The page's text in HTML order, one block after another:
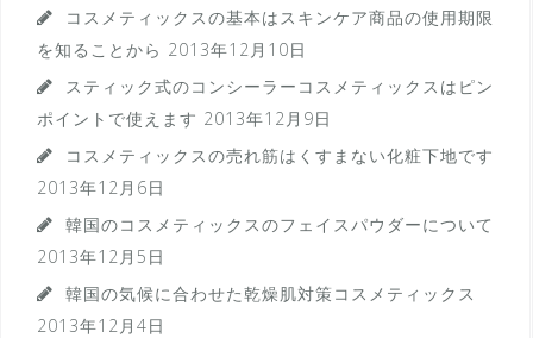
コスメティックスの基本はスキンケア商品の使用期限
を知ることから 2013年12月10日
スティック式のコンシーラーコスメティックスはピン
ポイントで使えます 2013年12月9日
コスメティックスの売れ筋はくすまない化粧下地です
2013年12月6日
韓国のコスメティックスのフェイスパウダーについて
2013年12月5日
韓国の気候に合わせた乾燥肌対策コスメティックス
2013年12月4日